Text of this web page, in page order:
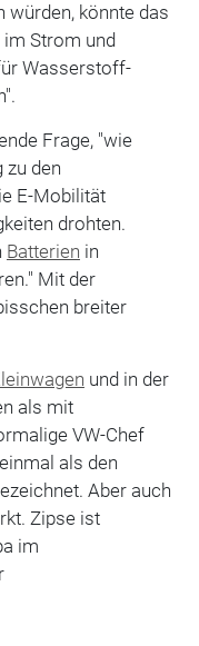
könnte das
Strom und
Wasserstoff-
Frage, "wie
zu den
E-Mobilität
drohten.
Batterien in
Mit der
breiter
und in der
als mit
VW-Chef
als den
Aber auch
Zipse ist
im